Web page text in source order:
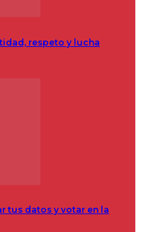
respeto y lucha
tus datos y votar en la